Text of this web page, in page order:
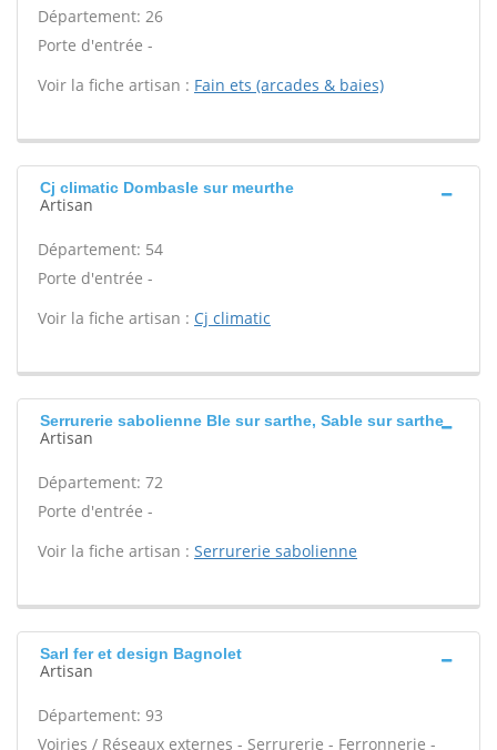
Département: 26
Porte d'entrée -
Voir la fiche artisan : Fain ets (arcades & baies)
Cj climatic Dombasle sur meurthe
Artisan
Département: 54
Porte d'entrée -
Voir la fiche artisan : Cj climatic
Serrurerie sabolienne Ble sur sarthe, Sable sur sarthe
Artisan
Département: 72
Porte d'entrée -
Voir la fiche artisan : Serrurerie sabolienne
Sarl fer et design Bagnolet
Artisan
Département: 93
Voiries / Réseaux externes - Serrurerie - Ferronnerie -